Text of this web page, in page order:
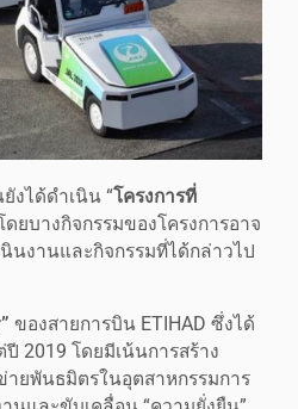
งได้ดำเนิน “โครงการที่
ดยบางกิจกรรมของโครงการอาจ
นงานและกิจกรรมที่ได้กล่าวไป
ของสายการบิน ETIHAD ซึ่งได้
2019 โดยมีเน้นการสร้าง
ายพันธมิตรในอุตสาหกรรมการ